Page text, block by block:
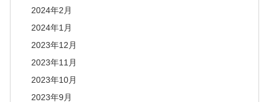
2024年2月
2024年1月
2023年12月
2023年11月
2023年10月
2023年9月